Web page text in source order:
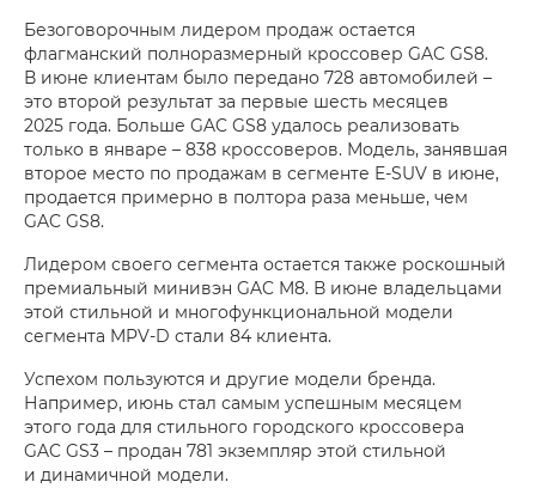
Безоговорочным лидером продаж остается
флагманский полноразмерный кроссовер GAC GS8.
В июне клиентам было передано 728 автомобилей –
это второй результат за первые шесть месяцев
2025 года. Больше GAC GS8 удалось реализовать
только в январе – 838 кроссоверов. Модель, занявшая
второе место по продажам в сегменте E-SUV в июне,
продается примерно в полтора раза меньше, чем
GAC GS8.
Лидером своего сегмента остается также роскошный
премиальный минивэн GAC M8. В июне владельцами
этой стильной и многофункциональной модели
сегмента MPV-D стали 84 клиента.
Успехом пользуются и другие модели бренда.
Например, июнь стал самым успешным месяцем
этого года для стильного городского кроссовера
GAC GS3 – продан 781 экземпляр этой стильной
и динамичной модели.